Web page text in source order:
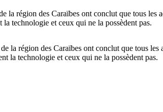
région des Caraïbes ont conclut que tous les
technologie et ceux qui ne la possèdent pas.
région des Caraïbes ont conclut que tous
la technologie et ceux qui ne la possèdent pas.